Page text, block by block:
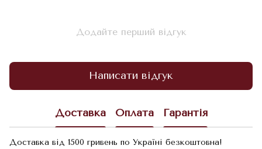
Додайте перший відгук
Написати відгук
Доставка Оплата Гарантія
Доставка від 1500 гривень по Україні безкоштовна!